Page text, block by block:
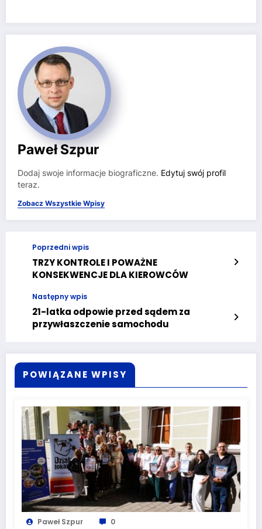
Paweł Szpur
Dodaj swoje informacje biograficzne. Edytuj swój profil
teraz.
Zobacz Wszystkie Wpisy
Poprzedni wpis
TRZY KONTROLE I POWAŻNE
KONSEKWENCJE DLA KIEROWCÓW
Następny wpis
21-latka odpowie przed sądem za
przywłaszczenie samochodu
POWIĄZANE WPISY
Paweł Szpur 0